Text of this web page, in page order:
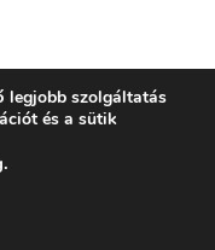
legjobb szolgáltatás
és a sütik